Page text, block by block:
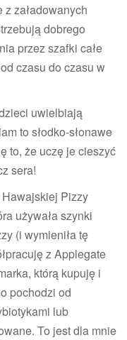
z załadowanych
dobrego
przez szafki całe
czasu do czasu w
uwielbiają
to słodko-słonawe
to, że uczę je cieszyć
sera!
Pizzy
używała szynki
(i wymieniła tę
z Applegate
którą kupuję i
pochodzi od
lub
To jest dla mnie